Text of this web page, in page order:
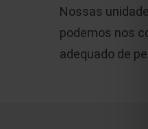
Nossas
podemos nos
adequado de